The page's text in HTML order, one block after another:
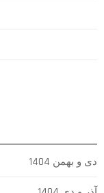
دی و بهمن 1404